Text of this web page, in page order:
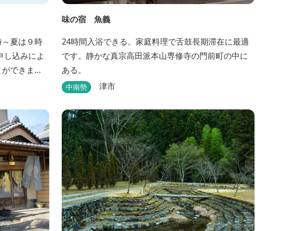
夏は９時
し込みによ
できま
でき、そ
味の宿 魚義
24時間入浴できる。家庭料理で舌鼓長期滞在に最適
です。静かな真宗高田派本山専修寺の門前町の中に
ある。
中南勢 津市